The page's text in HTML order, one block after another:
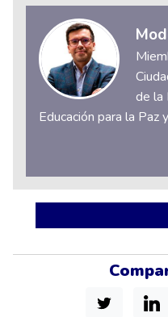
de la
Educación para la Paz